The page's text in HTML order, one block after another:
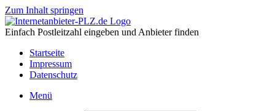
Zum Inhalt springen
Einfach Postleitzahl eingeben und Anbieter finden
Startseite
Impressum
Datenschutz
Menü